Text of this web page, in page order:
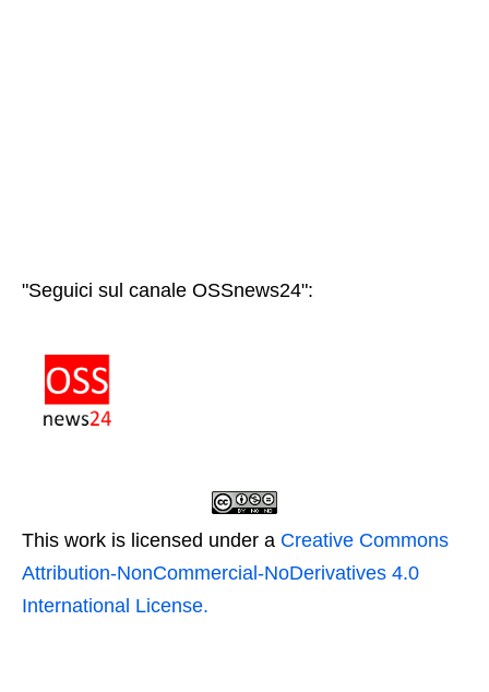
"Seguici sul canale OSSnews24":
This work is licensed under a Creative Commons
Attribution-NonCommercial-NoDerivatives 4.0
International License.